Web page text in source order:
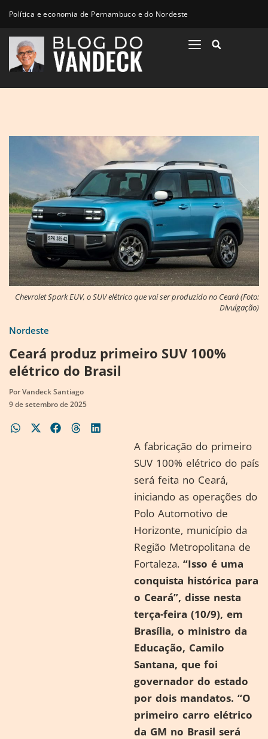
Política e economia de Pernambuco e do Nordeste
Chevrolet Spark EUV, o SUV elétrico que vai ser produzido no Ceará (Foto:
Divulgação)
Nordeste
Ceará produz primeiro SUV 100%
elétrico do Brasil
PorVandeck Santiago
9 de setembro de 2025
A fabricação do primeiro
SUV 100% elétrico do país
será feita no Ceará,
iniciando as operações do
Polo Automotivo de
Horizonte, município da
Região Metropolitana de
Fortaleza. “Isso é uma
conquista histórica para
o Ceará”, disse nesta
terça-feira (10/9), em
Brasília, o ministro da
Educação, Camilo
Santana, que foi
governador do estado
por dois mandatos. “O
primeiro carro elétrico
da GM no Brasil será